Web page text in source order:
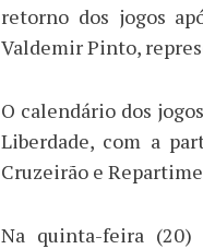
retorno dos jogos
Valdemir Pinto,
O calendário dos
Liberdade, com a
Cruzeirão e
Na quinta-feira